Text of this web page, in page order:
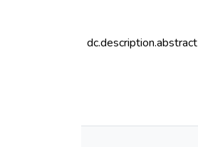
dc.description.abstract